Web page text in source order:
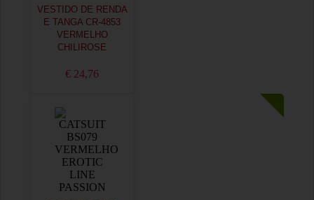
VESTIDO DE RENDA
E TANGA CR-4853
VERMELHO
CHILIROSE
€ 24,76